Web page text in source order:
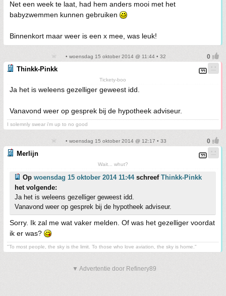
Net een week te laat, had hem anders mooi met het
babyzwemmen kunnen gebruiken
Binnenkort maar weer is een x mee, was leuk!
• woensdag 15 oktober 2014 @ 11:44 • 32
Thinkk-Pinkk
Tickety-boo
Ja het is weleens gezelliger geweest idd.
Vanavond weer op gesprek bij de hypotheek adviseur.
I solemnly swear i'm up to no good
• woensdag 15 oktober 2014 @ 12:17 • 33
Merlijn
Wait... whut?
Op woensdag 15 oktober 2014 11:44schreef Thinkk-Pinkk
het volgende:
Ja het is weleens gezelliger geweest idd.
Vanavond weer op gesprek bij de hypotheek adviseur.
Sorry. Ik zal me wat vaker melden. Of was het gezelliger voordat
ik er was?
"To most people, the sky is the limit. To those who love aviation, the sky is home."
▼ Advertentie door Refinery89